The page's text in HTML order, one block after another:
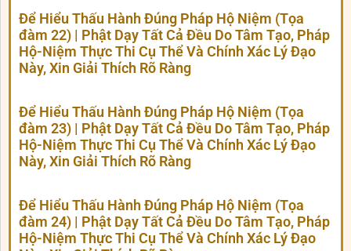
Để Hiểu Thấu Hành Đúng Pháp Hộ Niệm (Tọa
đàm 22) | Phật Dạy Tất Cả Đều Do Tâm Tạo, Pháp
Hộ-Niệm Thực Thi Cụ Thể Và Chính Xác Lý Đạo
Này, Xin Giải Thích Rõ Ràng
Để Hiểu Thấu Hành Đúng Pháp Hộ Niệm (Tọa
đàm 23) | Phật Dạy Tất Cả Đều Do Tâm Tạo, Pháp
Hộ-Niệm Thực Thi Cụ Thể Và Chính Xác Lý Đạo
Này, Xin Giải Thích Rõ Ràng
Để Hiểu Thấu Hành Đúng Pháp Hộ Niệm (Tọa
đàm 24) | Phật Dạy Tất Cả Đều Do Tâm Tạo, Pháp
Hộ-Niệm Thực Thi Cụ Thể Và Chính Xác Lý Đạo